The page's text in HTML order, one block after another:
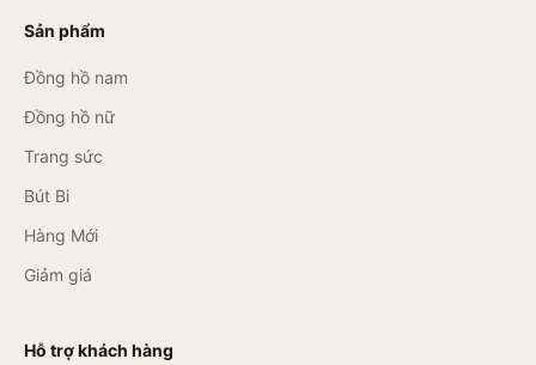
Sản phẩm
Đồng hồ nam
Đồng hồ nữ
Trang sức
Bút Bi
Hàng Mới
Giảm giá
Hỗ trợ khách hàng